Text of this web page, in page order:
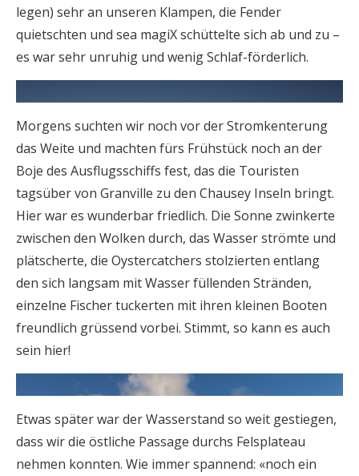
legen) sehr an unseren Klampen, die Fender
quietschten und sea magiX schüttelte sich ab und zu –
es war sehr unruhig und wenig Schlaf-förderlich.
Morgens suchten wir noch vor der Stromkenterung
das Weite und machten fürs Frühstück noch an der
Boje des Ausflugsschiffs fest, das die Touristen
tagsüber von Granville zu den Chausey Inseln bringt.
Hier war es wunderbar friedlich. Die Sonne zwinkerte
zwischen den Wolken durch, das Wasser strömte und
plätscherte, die Oystercatchers stolzierten entlang
den sich langsam mit Wasser füllenden Stränden,
einzelne Fischer tuckerten mit ihren kleinen Booten
freundlich grüssend vorbei. Stimmt, so kann es auch
sein hier!
Etwas später war der Wasserstand so weit gestiegen,
dass wir die östliche Passage durchs Felsplateau
nehmen konnten. Wie immer spannend: «noch ein